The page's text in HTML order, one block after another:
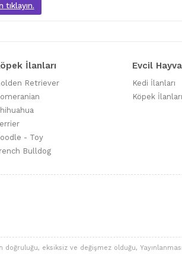
tıklayın.
İlanları
Retriever
- Toy
Bulldog
Evcil
Kedi İlanları
Köpek İlanları
eksiksiz ve değişmez olduğu,